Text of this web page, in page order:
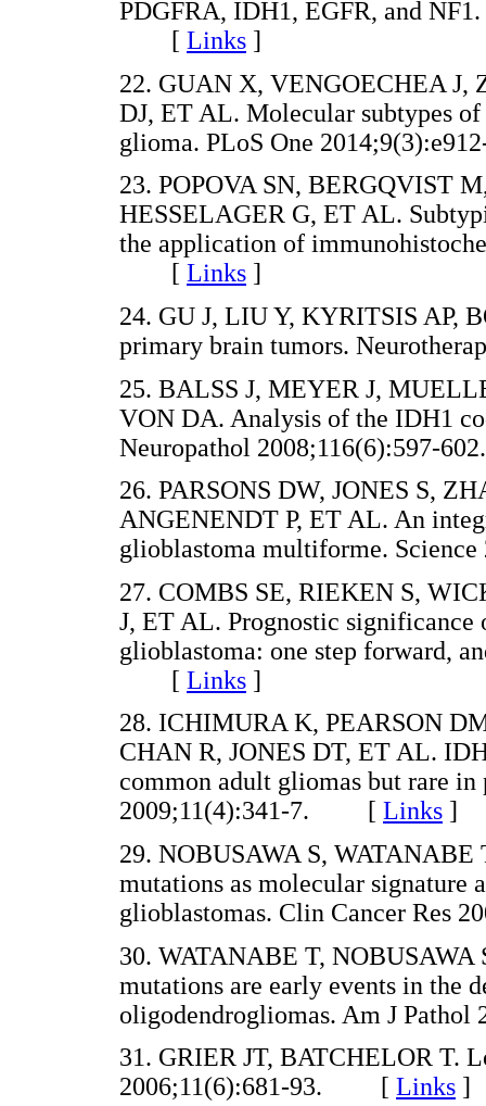
PDGFRA, IDH1, EGFR, and
[ Links ]
22. GUAN X, VENGOECHEA J,
DJ, ET AL. Molecular subtypes
glioma. PLoS One
23. POPOVA SN, BERGQVIST
HESSELAGER G, ET AL.
the application of
[ Links ]
24. GU J, LIU Y, KYRITSIS AP,
primary brain tumors.
25. BALSS J, MEYER J,
VON DA. Analysis of the IDH1
Neuropathol
26. PARSONS DW, JONES S,
ANGENENDT P, ET AL. An
glioblastoma multiforme.
27. COMBS SE, RIEKEN S,
J, ET AL. Prognostic
glioblastoma: one step forward,
[ Links ]
28. ICHIMURA K, PEARSON
CHAN R, JONES DT, ET AL.
common adult gliomas but rare
2009;11(4):341-7. [ Links ]
29. NOBUSAWA S,
mutations as molecular signature
glioblastomas. Clin Cancer
30. WATANABE T,
mutations are early events in the
oligodendrogliomas. Am J
31. GRIER JT, BATCHELOR T.
2006;11(6):681-93. [ Links ]